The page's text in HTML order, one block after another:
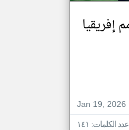
إفريقيا
Jan 19, 2026
عدد الكلمات: ١٤١